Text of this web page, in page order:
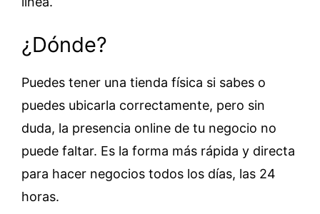
¿Dónde?
Puedes tener una tienda física si sabes o
puedes ubicarla correctamente, pero sin
duda, la presencia online de tu negocio no
puede faltar. Es la forma más rápida y directa
para hacer negocios todos los días, las 24
horas.